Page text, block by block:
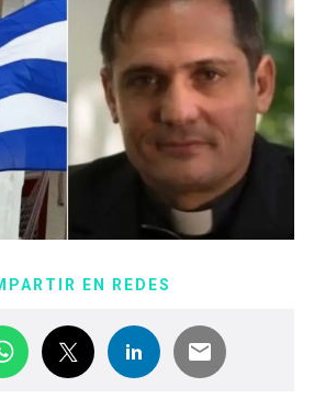
EN REDES